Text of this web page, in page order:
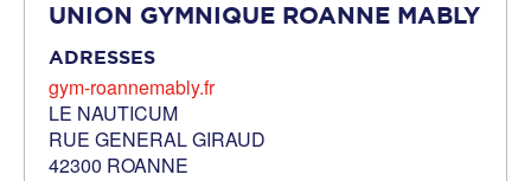
UNION GYMNIQUE ROANNE MABLY
ADRESSES
gym-roannemably.fr
LE NAUTICUM
RUE GENERAL GIRAUD
42300 ROANNE